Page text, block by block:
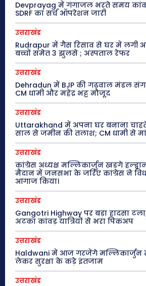
Devprayag में गंगाजल भरते समय
SDRF का सर्च ऑपरेशन जारी
उत्तराखंड
Rudrapur में गैस रिसाव से घर में लगी
बच्चों समेत 3 झुलसे ; अस्पताल रेफर
उत्तराखंड
Dehradun में BJP की गढ़वाल मंडल
CM धामी और महेंद्र भट्ट मौजूद
उत्तराखंड
Uttarakhand में अपना घर बनाना
साल से जमीन की तलाश; CM धामी से
उत्तराखंड
कांग्रेस अध्यक्ष मल्लिकार्जुन खड़गे
मैदान में जनसभा के जरिए कांग्रेस ने
आगाज किया।
उत्तराखंड
Gangotri Highway पर बड़ा हादसा
अटका कांवड़ यात्रियों से भरा पिकअप
उत्तराखंड
Haldwani में आज गरजेंगे मल्लिकार्जुन
लेकर सुरक्षा के कड़े इंतजाम
उत्तराखंड